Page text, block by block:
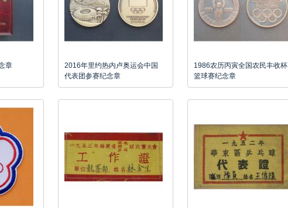
章
2016年里约热内卢奥运会中国
代表团参赛纪念章
1986农历丙寅全国农民丰收杯
篮球赛纪念章